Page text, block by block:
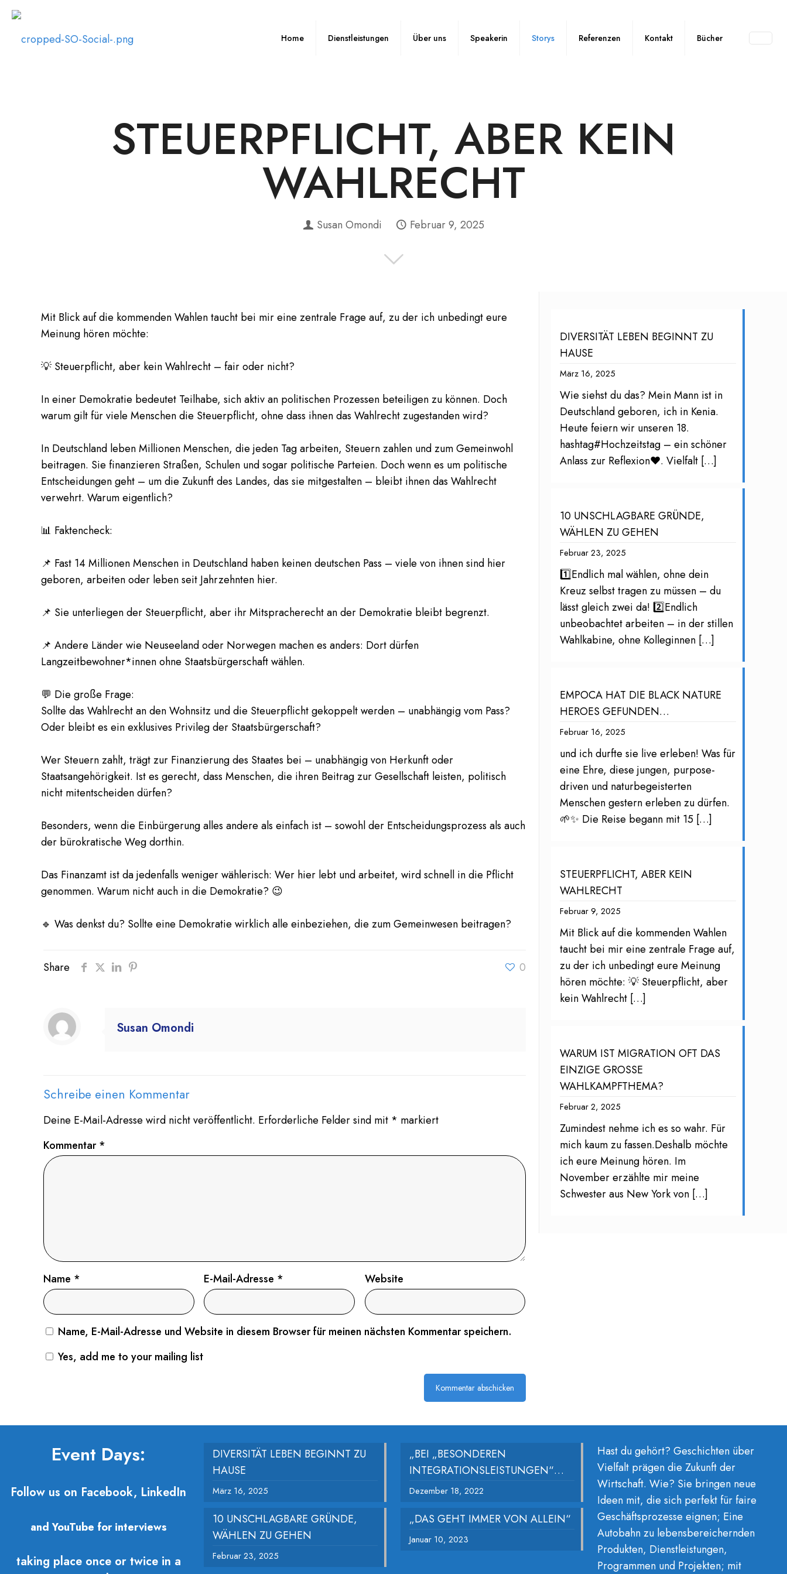
Home Dienstleistungen Über uns Speakerin Storys Referenzen Kontakt Bücher
STEUERPFLICHT, ABER KEIN
WAHLRECHT
Susan Omondi Februar 9, 2025
Mit Blick auf die kommenden Wahlen taucht bei mir eine zentrale Frage auf, zu der ich unbedingt eure
Meinung hören möchte:
💡 Steuerpflicht, aber kein Wahlrecht – fair oder nicht?
In einer Demokratie bedeutet Teilhabe, sich aktiv an politischen Prozessen beteiligen zu können. Doch
warum gilt für viele Menschen die Steuerpflicht, ohne dass ihnen das Wahlrecht zugestanden wird?
In Deutschland leben Millionen Menschen, die jeden Tag arbeiten, Steuern zahlen und zum Gemeinwohl
beitragen. Sie finanzieren Straßen, Schulen und sogar politische Parteien. Doch wenn es um politische
Entscheidungen geht – um die Zukunft des Landes, das sie mitgestalten – bleibt ihnen das Wahlrecht
verwehrt. Warum eigentlich?
📊 Faktencheck:
📌 Fast 14 Millionen Menschen in Deutschland haben keinen deutschen Pass – viele von ihnen sind hier
geboren, arbeiten oder leben seit Jahrzehnten hier.
📌 Sie unterliegen der Steuerpflicht, aber ihr Mitspracherecht an der Demokratie bleibt begrenzt.
📌 Andere Länder wie Neuseeland oder Norwegen machen es anders: Dort dürfen
Langzeitbewohner*innen ohne Staatsbürgerschaft wählen.
💬 Die große Frage:
Sollte das Wahlrecht an den Wohnsitz und die Steuerpflicht gekoppelt werden – unabhängig vom Pass?
Oder bleibt es ein exklusives Privileg der Staatsbürgerschaft?
Wer Steuern zahlt, trägt zur Finanzierung des Staates bei – unabhängig von Herkunft oder
Staatsangehörigkeit. Ist es gerecht, dass Menschen, die ihren Beitrag zur Gesellschaft leisten, politisch
nicht mitentscheiden dürfen?
Besonders, wenn die Einbürgerung alles andere als einfach ist – sowohl der Entscheidungsprozess als auch
der bürokratische Weg dorthin.
Das Finanzamt ist da jedenfalls weniger wählerisch: Wer hier lebt und arbeitet, wird schnell in die Pflicht
genommen. Warum nicht auch in die Demokratie? 😉
🔹 Was denkst du? Sollte eine Demokratie wirklich alle einbeziehen, die zum Gemeinwesen beitragen?
Share 0
Susan Omondi
Schreibe einen Kommentar
Deine E-Mail-Adresse wird nicht veröffentlicht. Erforderliche Felder sind mit * markiert
Kommentar*
Name * E-Mail-Adresse * Website
Name, E-Mail-Adresse und Website in diesem Browser für meinen nächsten Kommentar speichern.
Yes, add me to your mailing list
DIVERSITÄT LEBEN BEGINNT ZU
HAUSE
März 16, 2025
Wie siehst du das? Mein Mann ist in
Deutschland geboren, ich in Kenia.
Heute feiern wir unseren 18.
hashtag#Hochzeitstag – ein schöner
Anlass zur Reflexion❤️. Vielfalt […]
10 UNSCHLAGBARE GRÜNDE,
WÄHLEN ZU GEHEN
Februar 23, 2025
1️⃣Endlich mal wählen, ohne dein
Kreuz selbst tragen zu müssen – du
lässt gleich zwei da! 2️⃣Endlich
unbeobachtet arbeiten – in der stillen
Wahlkabine, ohne Kolleginnen […]
EMPOCA HAT DIE BLACK NATURE
HEROES GEFUNDEN…
Februar 16, 2025
und ich durfte sie live erleben! Was für
eine Ehre, diese jungen, purpose-
driven und naturbegeisterten
Menschen gestern erleben zu dürfen.
🌱✨ Die Reise begann mit 15 […]
STEUERPFLICHT, ABER KEIN
WAHLRECHT
Februar 9, 2025
Mit Blick auf die kommenden Wahlen
taucht bei mir eine zentrale Frage auf,
zu der ich unbedingt eure Meinung
hören möchte: 💡 Steuerpflicht, aber
kein Wahlrecht […]
WARUM IST MIGRATION OFT DAS
EINZIGE GROSSE
WAHLKAMPFTHEMA?
Februar 2, 2025
Zumindest nehme ich es so wahr. Für
mich kaum zu fassen.Deshalb möchte
ich eure Meinung hören. Im
November erzählte mir meine
Schwester aus New York von […]
Event Days:
Follow us on Facebook, LinkedIn
and YouTube for interviews
taking place once or twice in a
DIVERSITÄT LEBEN BEGINNT ZU
HAUSE
März 16, 2025
10 UNSCHLAGBARE GRÜNDE,
WÄHLEN ZU GEHEN
Februar 23, 2025
„BEI „BESONDEREN
INTEGRATIONSLEISTUNGEN“…
Dezember 18, 2022
„DAS GEHT IMMER VON ALLEIN“
Januar 10, 2023
Hast du gehört? Geschichten über
Vielfalt prägen die Zukunft der
Wirtschaft. Wie? Sie bringen neue
Ideen mit, die sich perfekt für faire
Geschäftsprozesse eignen; Eine
Autobahn zu lebensbereichernden
Produkten, Dienstleistungen,
Programmen und Projekten; mit